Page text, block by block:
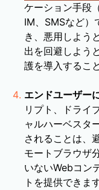
ケーション手段
IM、SMSなど）
き、悪用しよう
出を回避しよう
護を導入するこ
エンドユーザー
リプト、ドライ
ャルハーベスタ
されることは、
モートブラウザ
いないWebコン
トを提供できま